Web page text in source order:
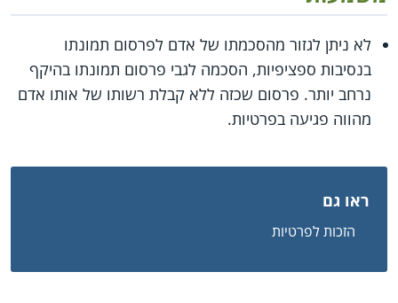
לא ניתן לגזור מהסכמתו של אדם לפרסום תמונתו
בנסיבות ספציפיות, הסכמה לגבי פרסום תמונתו בהיקף
נרחב יותר. פרסום שכזה ללא קבלת רשותו של אותו אדם
מהווה פגיעה בפרטיות.
ראו גם
הזכות לפרטיות